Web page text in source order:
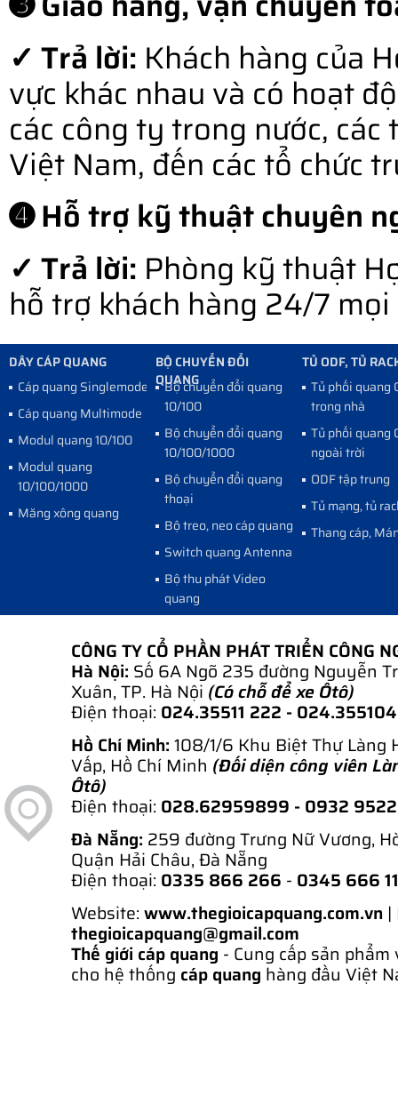
✓ Trả lời: Khách hàng của
vực khác nhau và có hoạt
các công ty trong nước,
Việt Nam, đến các tổ chức
➍ Hỗ trợ kỹ thuật chuyên
✓ Trả lời: Phòng kỹ thuật
hỗ trợ khách hàng 24/7 mọi
DÂY CÁP QUANG
Cáp quang Singlemode
Cáp quang Multimode
Modul quang 10/100
Modul quang
10/100/1000
Măng xông quang
BỘ CHUYỂN ĐỔI
QUANG
Bộ chuyển đổi quang
10/100
Bộ chuyển đổi quang
10/100/1000
Bộ chuyển đổi quang
thoại
Bộ treo, neo cáp quang
Switch quang Antenna
Bộ thu phát Video
quang
TỦ ODF, TỦ
Tủ phối quang
trong nhà
Tủ phối quang
ngoài trời
ODF tập trung
Tủ mạng, tủ
Thang cáp,
CÔNG TY CỔ PHẦN PHÁT TRIỂN CÔNG
Hà Nội: Số 6A Ngõ 235 đường Nguyễn
Xuân, TP. Hà Nội (Có chỗ để xe Ôtô)
Điện thoại: 024.35511 222 -
Hồ Chí Minh: 108/1/6 Khu Biệt Thự Làng
Vấp, Hồ Chí Minh (Đối diện công viên
Ôtô)
Điện thoại: 028.62959899 - 0932
Đà Nẵng: 259 đường Trưng Nữ Vương,
Quận Hải Châu, Đà Nẵng
Điện thoại: 0335 866 266 - 0345 666
Website: www.thegioicapquang.com.vn |
thegioicapquang@gmail.com
Thế giới cáp quang - Cung cấp sản
cho hệ thống cáp quang hàng đầu Việt